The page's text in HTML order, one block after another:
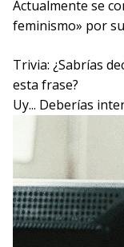
Actualmente se
feminismo» por
Trivia: ¿Sabrías
esta frase?
Uy... Deberías